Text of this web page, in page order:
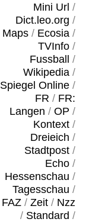
Mini Url /
Dict.leo.org /
Maps/ Ecosia/
TVInfo/
Fussball
/
Wikipedia/
Spiegel Online/
FR / FR:
Langen / OP /
Kontext/
Dreieich /
Stadtpost/
Echo/
Hessenschau /
Tagesschau /
FAZ/ Zeit/ Nzz
/ Standard /